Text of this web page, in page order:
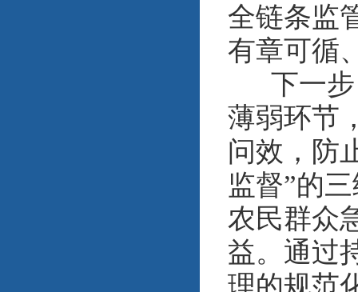
全链条监
有章可循
下一步
薄弱环节
问效，防
监督”的
农民群众
益。通过